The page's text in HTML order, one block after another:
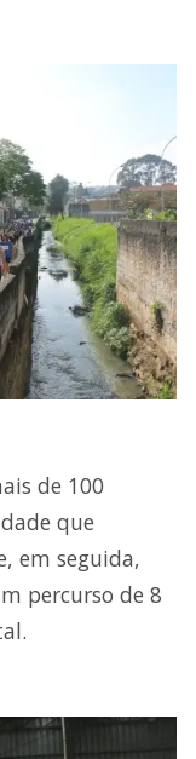
de 100
que
em seguida,
percurso de 8